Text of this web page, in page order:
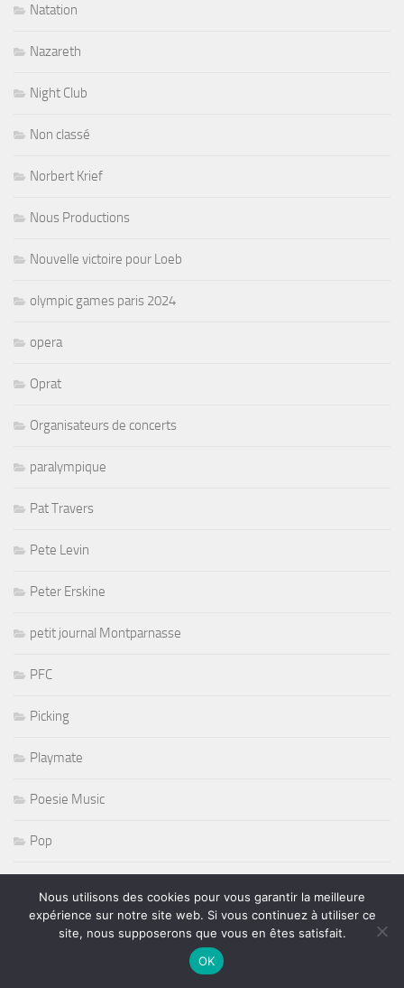
Natation
Nazareth
Night Club
Non classé
Norbert Krief
Nous Productions
Nouvelle victoire pour Loeb
olympic games paris 2024
opera
Oprat
Organisateurs de concerts
paralympique
Pat Travers
Pete Levin
Peter Erskine
petit journal Montparnasse
PFC
Picking
Playmate
Poesie Music
Pop
PSG
Nous utilisons des cookies pour vous garantir la meilleure
expérience sur notre site web. Si vous continuez à utiliser ce
site, nous supposerons que vous en êtes satisfait.
OK